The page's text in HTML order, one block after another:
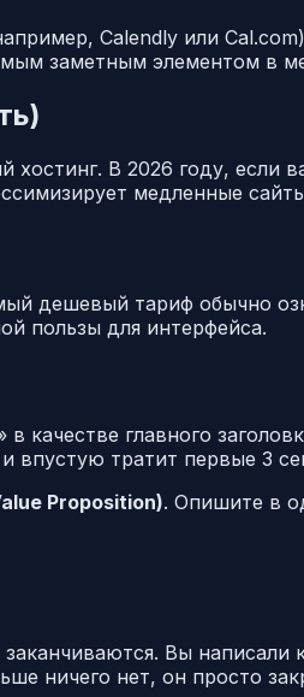
Calendly или
заметным элементом в
В 2026 году, если
медленные
дешевый тариф обычно
пользы для интерфейса.
качестве главного
впустую тратит первые 3
Proposition). Опишите в
Вы
ничего нет, он просто